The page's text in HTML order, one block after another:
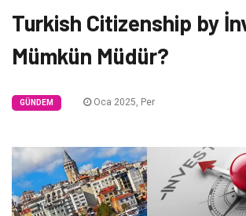
Turkish Citizenship by
Mümkün Müdür?
GÜNDEM Oca 2025, Per